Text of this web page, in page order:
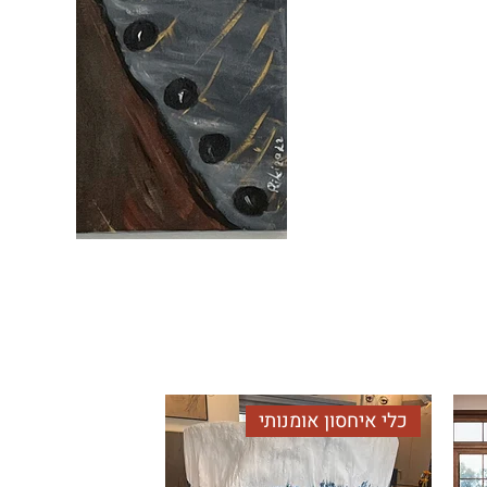
כלי איחסון אומנותי